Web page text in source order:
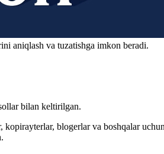
aniqlash va tuzatishga imkon beradi.
bilan keltirilgan.
blogerlar va boshqalar